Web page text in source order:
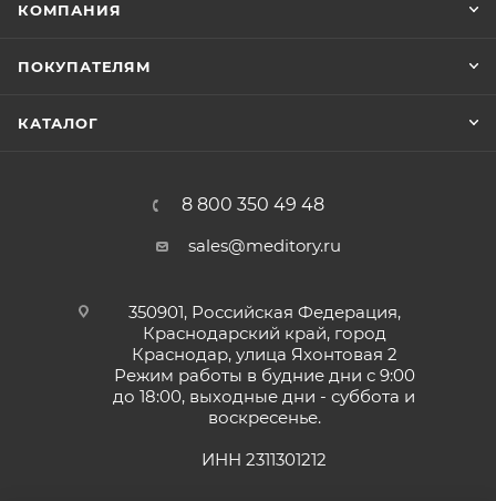
КОМПАНИЯ
ПОКУПАТЕЛЯМ
КАТАЛОГ
8 800 350 49 48
sales@meditory.ru
350901, Российская Федерация,
Краснодарский край, город
Краснодар, улица Яхонтовая 2
Режим работы в будние дни с 9:00
до 18:00, выходные дни - суббота и
воскресенье.
ИНН 2311301212